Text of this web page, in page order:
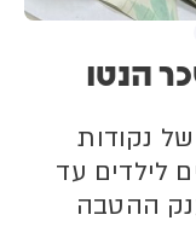
הנטו
נקודות
לילדים עד
ההטבה